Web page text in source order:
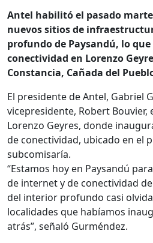
Antel habilitó el pasado
nuevos sitios de
profundo de Paysandú, lo
conectividad en Lorenzo
Constancia, Cañada del
El presidente de Antel, Gabriel
vicepresidente, Robert
Lorenzo Geyres, donde
de conectividad, ubicado en el
subcomisaría.
“Estamos hoy en Paysandú
de internet y de conectividad
del interior profundo casi
localidades que habíamos
atrás”, señaló Gurméndez.